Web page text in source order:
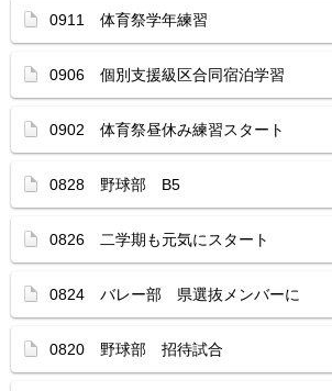
0911 体育祭学年練習
0906 個別支援級区合同宿泊学習
0902 体育祭昼休み練習スタート
0828 野球部 B5
0826 二学期も元気にスタート
0824 バレー部 県選抜メンバーに
0820 野球部 招待試合